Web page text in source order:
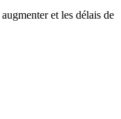
augmenteret les délais de